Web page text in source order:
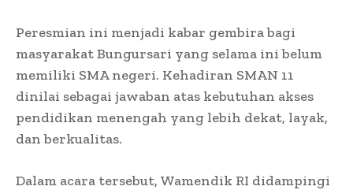
Peresmian ini menjadi kabar gembira bagi
masyarakat Bungursari yang selama ini belum
memiliki SMA negeri. Kehadiran SMAN 11
dinilai sebagai jawaban atas kebutuhan akses
pendidikan menengah yang lebih dekat, layak,
dan berkualitas.
Dalam acara tersebut, Wamendik RI didampingi